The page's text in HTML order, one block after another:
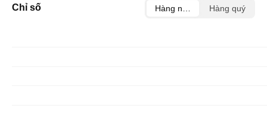
Chỉ số Hàng năm Hàng quý